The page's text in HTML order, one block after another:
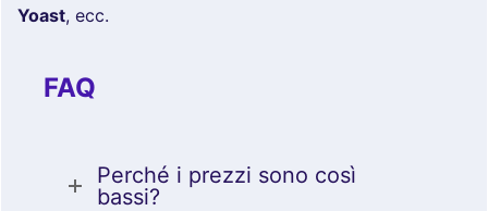
Yoast, ecc.
FAQ
Perché i prezzi sono così
bassi?